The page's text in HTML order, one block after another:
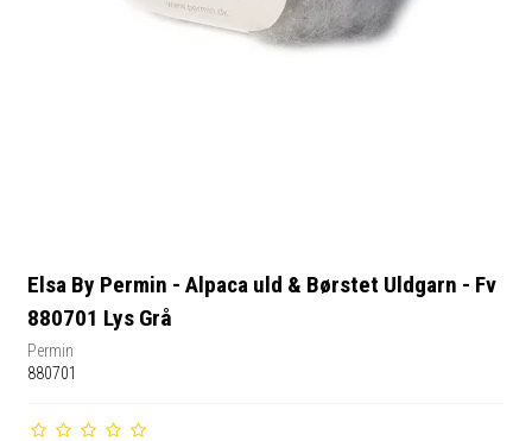
Elsa By Permin - Alpaca uld & Børstet Uldgarn - Fv
880701 Lys Grå
Permin
880701